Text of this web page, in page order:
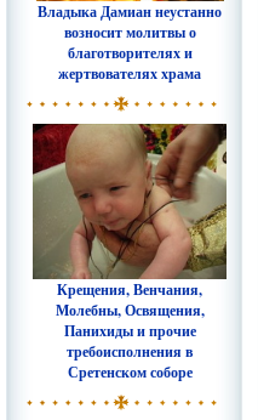
Владыка Дамиан неустанно
возносит молитвы о
благотворителях и
жертвователях храма
Крещения, Венчания,
Молебны, Освящения,
Панихиды и прочие
требоисполнения в
Сретенском соборе